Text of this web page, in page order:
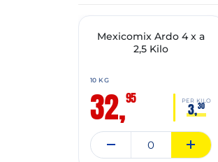
✓ VAST ASSORTIMENT
Mexicomix Ardo 4 x a
2,5 Kilo
10 KG
32,95 PER KILO
3,30